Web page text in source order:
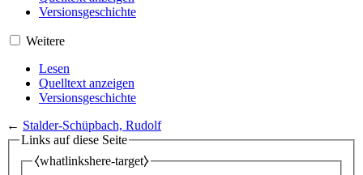
Versionsgeschichte
Weitere
Lesen
Quelltext anzeigen
Versionsgeschichte
← Stalder-Schüpbach, Rudolf
Links auf diese Seite
⧼whatlinkshere-target⧽